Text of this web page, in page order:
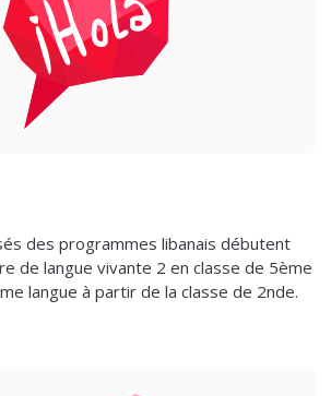
des programmes libanais débutent
de langue vivante 2 en classe de 5ème
langue à partir de la classe de 2nde.